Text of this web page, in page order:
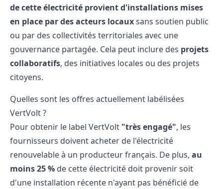
de cette électricité provient d'installations mises
en place par des acteurs locauxsans soutien public
ou par des collectivités territoriales avec une
gouvernance partagée. Cela peut inclure des projets
collaboratifs, des initiatives locales ou des projets
citoyens.
Quelles sont les offres actuellement labélisées
VertVolt ?
Pour obtenir le label VertVolt "très engagé", les
fournisseurs doivent acheter de l'électricité
renouvelable à un producteur français. De plus, au
moins 25 % de cette électricité doit provenir soit
d'une installation récente n'ayant pas bénéficié de